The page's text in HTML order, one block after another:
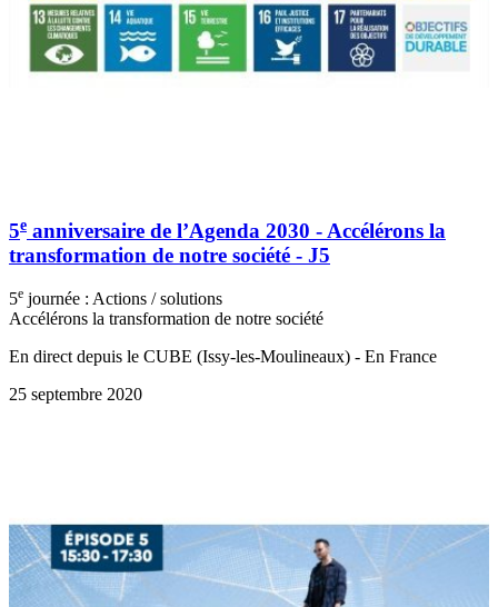
5e anniversaire de l’Agenda 2030 - Accélérons la
transformation de notre société - J5
5e journée : Actions / solutions
Accélérons la transformation de notre société
En direct depuis le CUBE (Issy-les-Moulineaux) - En France
25 septembre 2020